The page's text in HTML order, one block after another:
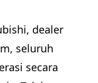
dealer
seluruh
secara